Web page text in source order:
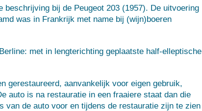
beschrijving bij de Peugeot 203 (1957). De uitvoering
was in Frankrijk met name bij (wijn)boeren
met in lengterichting geplaatste half-elleptische
gerestaureerd, aanvankelijk voor eigen gebruik,
auto is na restauratie in een fraaiere staat dan die
van de auto voor en tijdens de restauratie zijn te zien